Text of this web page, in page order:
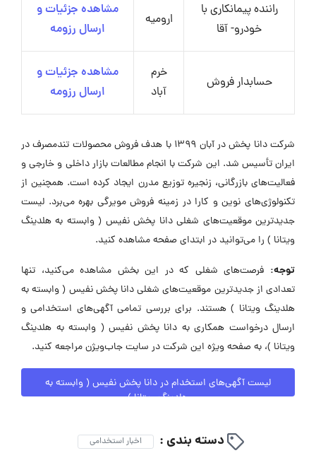
راننده پیمانکاری با
خودرو- آقا
ارومیه
مشاهده جزئیات و
ارسال رزومه
حسابدار فروش
خرم
آباد
مشاهده جزئیات و
ارسال رزومه
شرکت دانا پخش در آبان 1399 با هدف فروش محصولات تندمصرف در
ایران تأسیس شد. این شرکت با انجام مطالعات بازار داخلی و خارجی و
فعالیت‌های بازرگانی، زنجیره توزیع مدرن ایجاد کرده است. همچنین از
تکنولوژی‌های نوین و کارا در زمینه فروش مویرگی بهره می‌برد. لیست
جدیدترین موقعیت‌های شغلی دانا پخش نفیس ( وابسته به هلدینگ
ویتانا ) را می‌توانید در ابتدای صفحه مشاهده کنید.
توجه: فرصت‌های شغلی که در این بخش مشاهده می‌کنید، تنها
تعدادی از جدیدترین موقعیت‌های شغلی دانا پخش نفیس ( وابسته به
هلدینگ ویتانا ) هستند. برای بررسی تمامی آگهی‌های استخدامی و
ارسال درخواست همکاری به دانا پخش نفیس ( وابسته به هلدینگ
ویتانا )، به صفحه ویژه این شرکت در سایت جاب‌ویژن مراجعه کنید.
لیست آگهی‌های استخدام در دانا پخش نفیس ( وابسته به
هلدینگ ویتانا )
دسته بندی : اخبار استخدامی